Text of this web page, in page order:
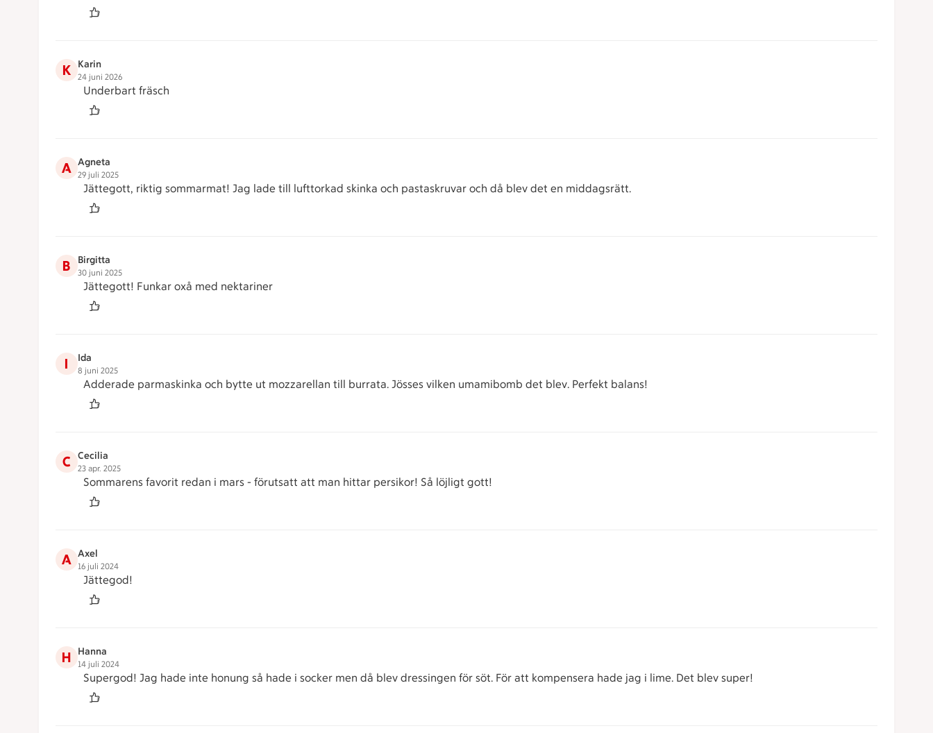
K Karin
24 juni 2026
Underbart fräsch
A Agneta
29 juli 2025
Jättegott, riktig sommarmat! Jag lade till lufttorkad skinka och pastaskruvar och då blev det en middagsrätt.
B Birgitta
30 juni 2025
Jättegott! Funkar oxå med nektariner
I Ida
8 juni 2025
Adderade parmaskinka och bytte ut mozzarellan till burrata. Jösses vilken umamibomb det blev. Perfekt balans!
C Cecilia
23 apr. 2025
Sommarens favorit redan i mars - förutsatt att man hittar persikor! Så löjligt gott!
A Axel
16 juli 2024
Jättegod!
H Hanna
14 juli 2024
Supergod! Jag hade inte honung så hade i socker men då blev dressingen för söt. För att kompensera hade jag i lime. Det blev super!